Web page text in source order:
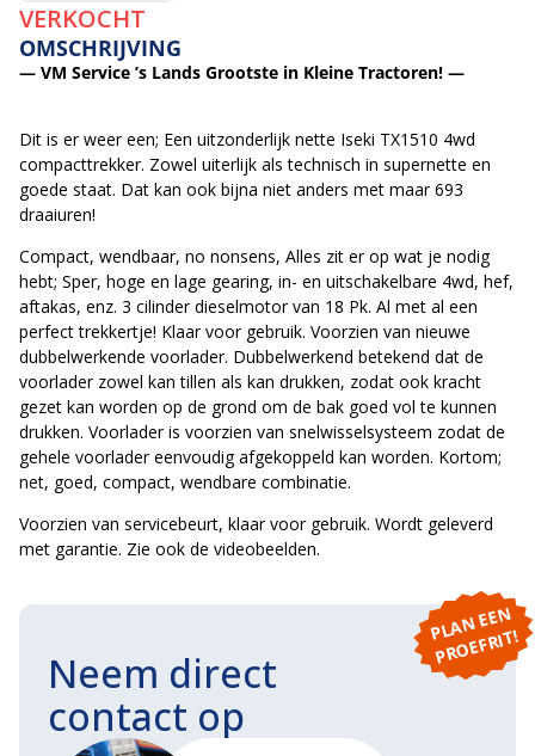
VERKOCHT
OMSCHRIJVING
— VM Service ’s Lands Grootste in Kleine Tractoren! —
Dit is er weer een; Een uitzonderlijk nette Iseki TX1510 4wd
compacttrekker. Zowel uiterlijk als technisch in supernette en
goede staat. Dat kan ook bijna niet anders met maar 693
draaiuren!
Compact, wendbaar, no nonsens, Alles zit er op wat je nodig
hebt; Sper, hoge en lage gearing, in- en uitschakelbare 4wd, hef,
aftakas, enz. 3 cilinder dieselmotor van 18 Pk. Al met al een
perfect trekkertje! Klaar voor gebruik. Voorzien van nieuwe
dubbelwerkende voorlader. Dubbelwerkend betekend dat de
voorlader zowel kan tillen als kan drukken, zodat ook kracht
gezet kan worden op de grond om de bak goed vol te kunnen
drukken. Voorlader is voorzien van snelwisselsysteem zodat de
gehele voorlader eenvoudig afgekoppeld kan worden. Kortom;
net, goed, compact, wendbare combinatie.
Voorzien van servicebeurt, klaar voor gebruik. Wordt geleverd
met garantie. Zie ook de videobeelden.
P
L
A
N
E
E
N
P
R
O
E
F
RI
T!
Neem direct
contact op